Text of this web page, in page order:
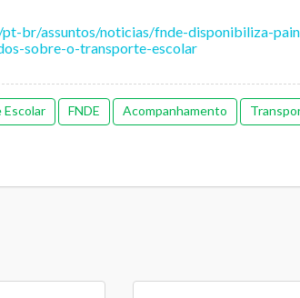
br/assuntos/noticias/fnde-disponibiliza-
sobre-o-transporte-escolar
FNDE Acompanhamento